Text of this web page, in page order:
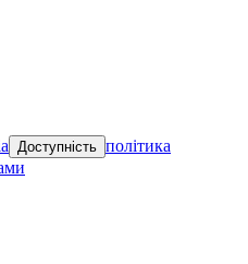
Доступність політика